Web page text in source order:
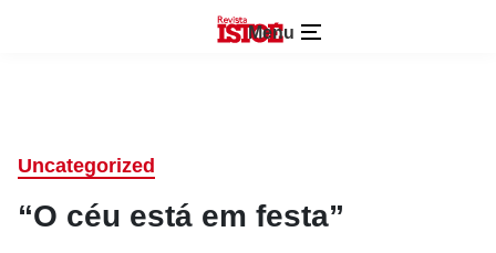
Menu
Uncategorized
“O céu está em festa”